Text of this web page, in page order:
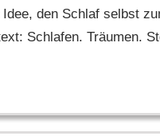
den Schlaf selbst
Schlafen. Träumen.